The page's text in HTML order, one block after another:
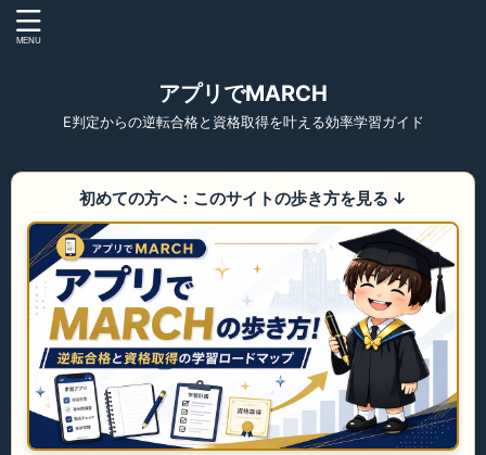
アプリでMARCH
E判定からの逆転合格と資格取得を叶える効率学習ガイド
初めての方へ：このサイトの歩き方を見る ↓